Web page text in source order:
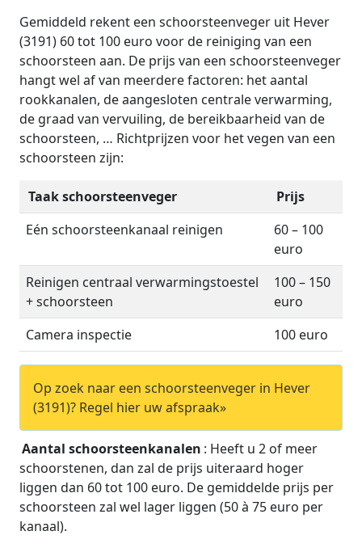
Gemiddeld rekent een schoorsteenveger uit Hever
(3191) 60 tot 100 euro voor de reiniging van een
schoorsteen aan. De prijs van een schoorsteenveger
hangt wel af van meerdere factoren: het aantal
rookkanalen, de aangesloten centrale verwarming,
de graad van vervuiling, de bereikbaarheid van de
schoorsteen, … Richtprijzen voor het vegen van een
schoorsteen zijn:
Taak schoorsteenveger
Prijs
Eén schoorsteenkanaal reinigen
60 – 100
euro
Reinigen centraal verwarmingstoestel
+ schoorsteen
100 – 150
euro
Camera inspectie
100 euro
Op zoek naar een schoorsteenveger in Hever
(3191)? Regel hier uw afspraak»
Aantal schoorsteenkanalen : Heeft u 2 of meer
schoorstenen, dan zal de prijs uiteraard hoger
liggen dan 60 tot 100 euro. De gemiddelde prijs per
schoorsteen zal wel lager liggen (50 à 75 euro per
kanaal).